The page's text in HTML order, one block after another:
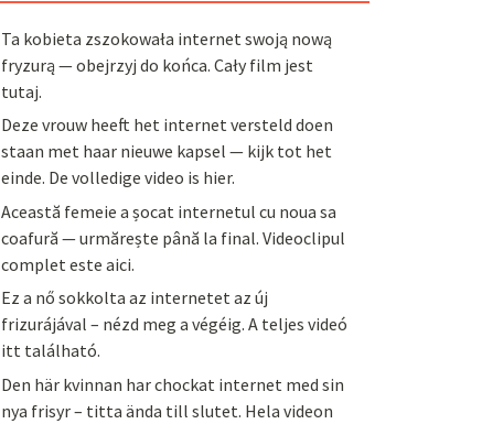
Ta kobieta zszokowała internet swoją nową
fryzurą — obejrzyj do końca. Cały film jest
tutaj.
Deze vrouw heeft het internet versteld doen
staan met haar nieuwe kapsel — kijk tot het
einde. De volledige video is hier.
Această femeie a șocat internetul cu noua sa
coafură — urmărește până la final. Videoclipul
complet este aici.
Ez a nő sokkolta az internetet az új
frizurájával – nézd meg a végéig. A teljes videó
itt található.
Den här kvinnan har chockat internet med sin
nya frisyr – titta ända till slutet. Hela videon